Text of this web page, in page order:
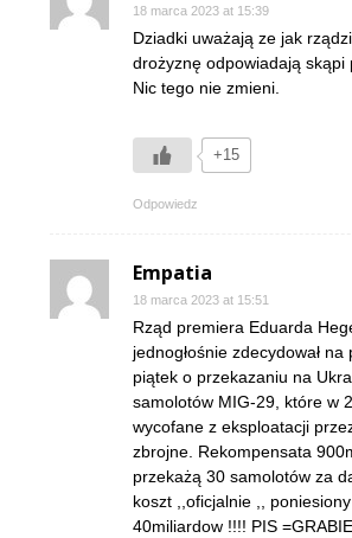
18 marca 2023 at 15:39
Dziadki uważają ze jak
drożyznę odpowiadają skąpi
Nic tego nie zmieni.
+15
Odpowiedz
Empatia
18 marca 2023 at 15:51
Rząd premiera Eduarda
jednogłośnie zdecydował
piątek o przekazaniu na
samolotów MIG-29, które w
wycofane z eksploatacji
zbrojne. Rekompensata
przekażą 30 samolotów za
koszt ,,oficjalnie ,,
40miliardow !!!! PIS